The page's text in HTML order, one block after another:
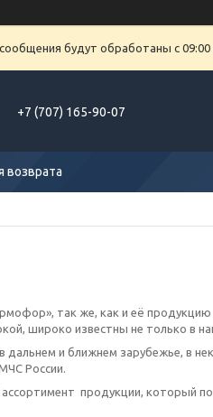
будут обработаны с
+7 (707) 165-90-07
возврата
так же, как и её
широко известны не только в
и ближнем зарубежье, в
России.
продукции, который